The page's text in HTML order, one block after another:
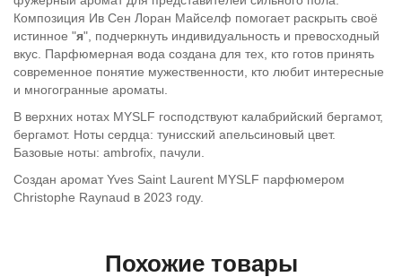
Композиция Ив Сен Лоран Майселф помогает раскрыть своё
истинное "я", подчеркнуть индивидуальность и превосходный
вкус. Парфюмерная вода создана для тех, кто готов принять
современное понятие мужественности, кто любит интересные
и многогранные ароматы.
В верхних нотах MYSLF господствуют калабрийский бергамот,
бергамот. Ноты сердца: тунисский апельсиновый цвет.
Базовые ноты: ambrofix, пачули.
Создан аромат Yves Saint Laurent MYSLF парфюмером
Christophe Raynaud в 2023 году.
Похожие товары